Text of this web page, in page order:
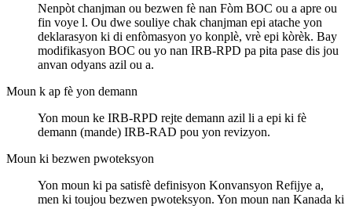
Nenpòt chanjman ou bezwen fè nan Fòm BOC ou a apre ou
fin voye l. Ou dwe souliye chak chanjman epi atache yon
deklarasyon ki di enfòmasyon yo konplè, vrè epi kòrèk. Bay
modifikasyon BOC ou yo nan IRB-RPD pa pita pase dis jou
anvan odyans azil ou a.
Moun k ap fè yon demann
Yon moun ke IRB-RPD rejte demann azil li a epi ki fè
demann (mande) IRB-RAD pou yon revizyon.
Moun ki bezwen pwoteksyon
Yon moun ki pa satisfè definisyon Konvansyon Refijye a,
men ki toujou bezwen pwoteksyon. Yon moun nan Kanada ki